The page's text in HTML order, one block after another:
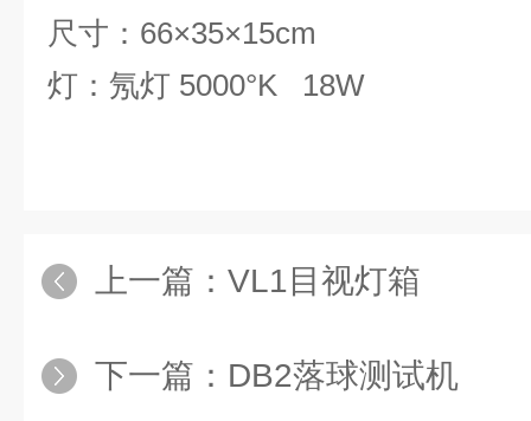
尺寸：66×35×15cm
灯：氖灯 5000°K 18W
上一篇： VL1目视灯箱
下一篇： DB2落球测试机